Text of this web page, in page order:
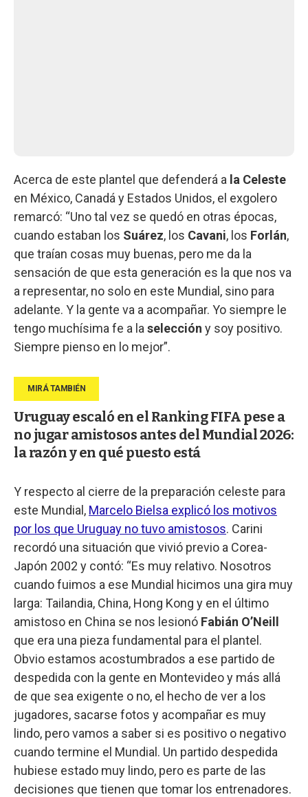
Acerca de este plantel que defenderá a la Celeste
en México, Canadá y Estados Unidos, el exgolero
remarcó: “Uno tal vez se quedó en otras épocas,
cuando estaban los Suárez, los Cavani, los Forlán,
que traían cosas muy buenas, pero me da la
sensación de que esta generación es la que nos va
a representar, no solo en este Mundial, sino para
adelante. Y la gente va a acompañar. Yo siempre le
tengo muchísima fe a la selección y soy positivo.
Siempre pienso en lo mejor”.
Uruguay escaló en el Ranking FIFA pese a
no jugar amistosos antes del Mundial 2026:
la razón y en qué puesto está
Y respecto al cierre de la preparación celeste para
este Mundial, Marcelo Bielsa explicó los motivos
por los que Uruguay no tuvo amistosos. Carini
recordó una situación que vivió previo a Corea-
Japón 2002 y contó: “Es muy relativo. Nosotros
cuando fuimos a ese Mundial hicimos una gira muy
larga: Tailandia, China, Hong Kong y en el último
amistoso en China se nos lesionó Fabián O’Neill
que era una pieza fundamental para el plantel.
Obvio estamos acostumbrados a ese partido de
despedida con la gente en Montevideo y más allá
de que sea exigente o no, el hecho de ver a los
jugadores, sacarse fotos y acompañar es muy
lindo, pero vamos a saber si es positivo o negativo
cuando termine el Mundial. Un partido despedida
hubiese estado muy lindo, pero es parte de las
decisiones que tienen que tomar los entrenadores.